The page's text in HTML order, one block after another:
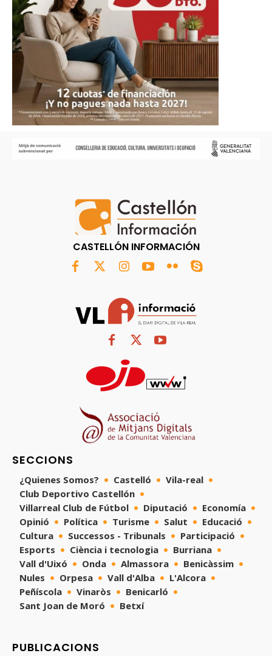
CASTELLÓN INFORMACIÓN
SECCIONS
¿Quienes Somos? Castelló
Vila-real
Club Deportivo Castellón
Villarreal Club de Fútbol
Diputació
Economía
Opinió
Política Turisme Salut
Educació
Cultura
Successos - Tribunals
Participació
Esports
Ciència i tecnologia
Burriana
Vall d'Uixó
Onda Almassora
Benicàssim
Nules
Orpesa Vall d'Alba
L'Alcora
Peñíscola
Vinaròs
Benicarló
Sant Joan de Moró
Betxí
PUBLICACIONS